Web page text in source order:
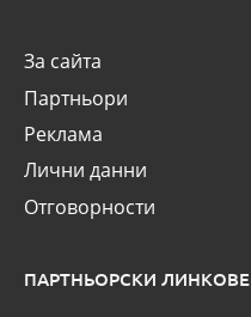
За сайта
Партньори
Реклама
Лични данни
Отговорности
ПАРТНЬОРСКИ ЛИНКОВЕ